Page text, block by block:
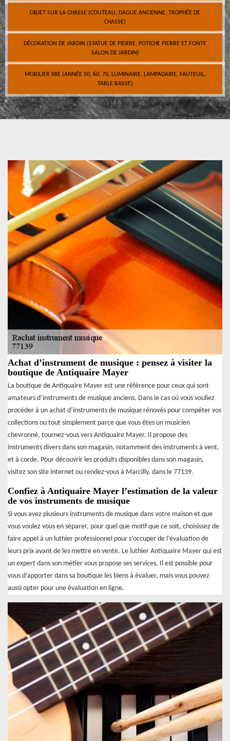
OBJET SUR LA CHASSE (COUTEAU, DAGUE ANCIENNE, TROPHÉE DE
CHASSE)
DÉCORATION DE JARDIN (STATUE DE PIERRE, POTICHE PIERRE ET FONTE
SALON DE JARDIN)
MOBILIER XXE (ANNÉE 50, 60, 70, LUMINAIRE, LAMPADAIRE, FAUTEUIL,
TABLE BASSE)
Achat d’instrument de musique : pensez à visiter la
boutique de Antiquaire Mayer
La boutique de Antiquaire Mayer est une référence pour ceux qui sont
amateurs d’instruments de musique anciens. Dans le cas où vous vouliez
procéder à un achat d’instruments de musique rénovés pour compéter vos
collections ou tout simplement parce que vous êtes un musicien
chevronné, tournez-vous vers Antiquaire Mayer. Il propose des
instruments divers dans son magasin, notamment des instruments à vent,
et à corde. Pour découvrir les produits disponibles dans son magasin,
visitez son site internet ou rendez-vous à Marcilly, dans le 77139.
Confiez à Antiquaire Mayer l’estimation de la valeur
de vos instruments de musique
Si vous avez plusieurs instruments de musique dans votre maison et que
vous voulez vous en séparer, pour quel que motif que ce soit, choisissez de
faire appel à un luthier professionnel pour s’occuper de l’évaluation de
leurs prix avant de les mettre en vente. Le luthier Antiquaire Mayer qui est
un expert dans son métier vous propose ses services. Il est possible pour
vous d’apporter dans sa boutique les biens à évaluer, mais vous pouvez
aussi opter pour une évaluation en ligne.